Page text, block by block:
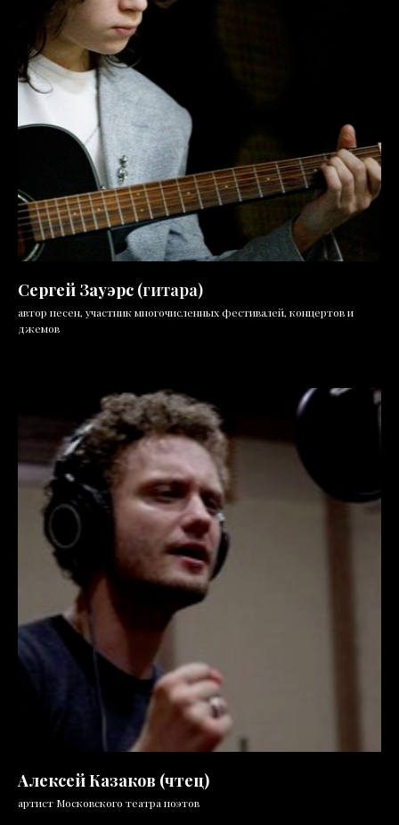
Сергей Зауэрс (гитара)
автор песен, участник многочисленных фестивалей, концертов и
джемов
Алексей Казаков (чтец)
артист Московского театра поэтов